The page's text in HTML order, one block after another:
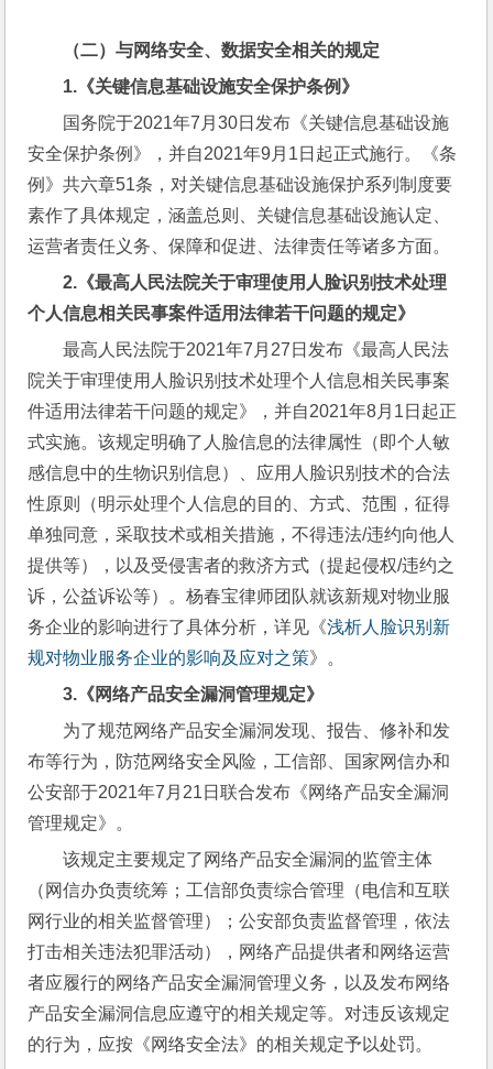
（二）与网络安全、数据安全相关的规定
1. 《关键信息基础设施安全保护条例》
国务院于2021年7月30日发布《关键信息基础设施
安全保护条例》，并自2021年9月1日起正式施行。《条
例》共六章51条，对关键信息基础设施保护系列制度要
素作了具体规定，涵盖总则、关键信息基础设施认定、
运营者责任义务、保障和促进、法律责任等诸多方面。
2. 《最高人民法院关于审理使用人脸识别技术处理
个人信息相关民事案件适用法律若干问题的规定》
最高人民法院于2021年7月27日发布《最高人民法
院关于审理使用人脸识别技术处理个人信息相关民事案
件适用法律若干问题的规定》，并自2021年8月1日起正
式实施。该规定明确了人脸信息的法律属性（即个人敏
感信息中的生物识别信息）、应用人脸识别技术的合法
性原则（明示处理个人信息的目的、方式、范围，征得
单独同意，采取技术或相关措施，不得违法/违约向他人
提供等），以及受侵害者的救济方式（提起侵权/违约之
诉，公益诉讼等）。杨春宝律师团队就该新规对物业服
务企业的影响进行了具体分析，详见《浅析人脸识别新
规对物业服务企业的影响及应对之策》。
3. 《网络产品安全漏洞管理规定》
为了规范网络产品安全漏洞发现、报告、修补和发
布等行为，防范网络安全风险，工信部、国家网信办和
公安部于2021年7月21日联合发布《网络产品安全漏洞
管理规定》。
该规定主要规定了网络产品安全漏洞的监管主体
（网信办负责统筹；工信部负责综合管理（电信和互联
网行业的相关监督管理）；公安部负责监督管理，依法
打击相关违法犯罪活动），网络产品提供者和网络运营
者应履行的网络产品安全漏洞管理义务，以及发布网络
产品安全漏洞信息应遵守的相关规定等。对违反该规定
的行为，应按《网络安全法》的相关规定予以处罚。